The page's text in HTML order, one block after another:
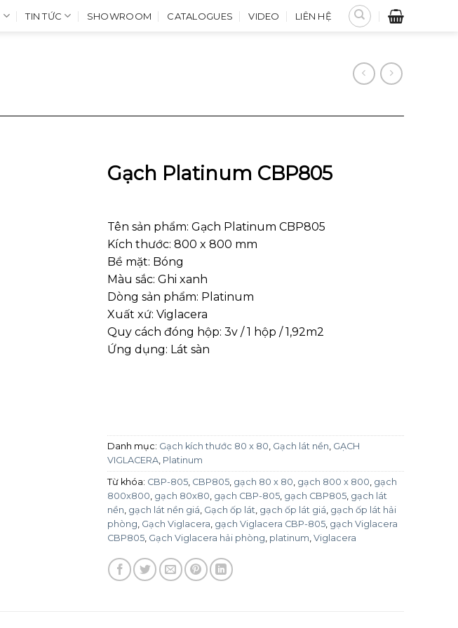
TIN TỨC SHOWROOM CATALOGUES VIDEO LIÊN HỆ
Gạch Platinum CBP805
Tên sản phẩm: Gạch Platinum CBP805
Kích thước: 800 x 800 mm
Bề mặt: Bóng
Màu sắc: Ghi xanh
Dòng sản phẩm: Platinum
Xuất xứ: Viglacera
Quy cách đóng hộp: 3v / 1 hộp / 1,92m2
Ứng dụng: Lát sàn
Danh mục: Gạch kích thước 80 x 80, Gạch lát nền, GẠCH
VIGLACERA, Platinum
Từ khóa: CBP-805, CBP805, gạch 80 x 80, gạch 800 x 800, gạch
800x800, gạch 80x80, gạch CBP-805, gạch CBP805, gạch lát
nền, gạch lát nền giá, Gạch ốp lát, gạch ốp lát giá, gạch ốp lát hải
phòng, Gạch Viglacera, gạch Viglacera CBP-805, gạch Viglacera
CBP805, Gạch Viglacera hải phòng, platinum, Viglacera